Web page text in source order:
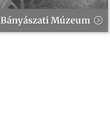
Bányászati Múzeum